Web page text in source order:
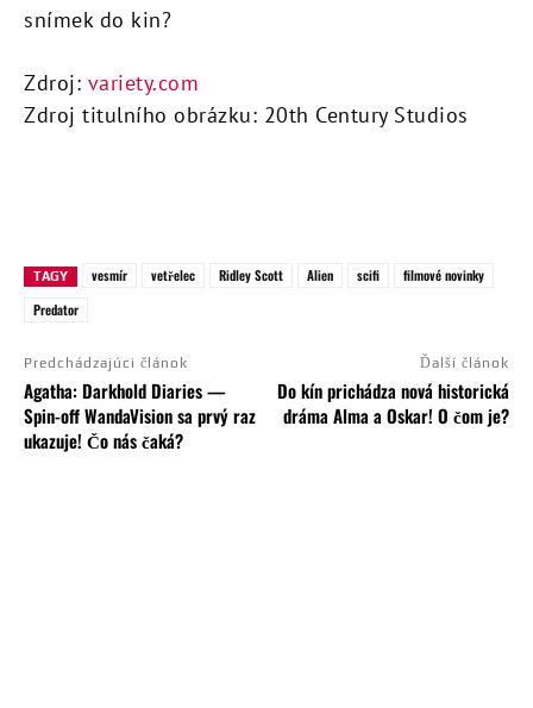
snímek do kin?
Zdroj: variety.com
Zdroj titulního obrázku: 20th Century Studios
TAGY vesmír vetřelec Ridley Scott Alien scifi
filmové novinky
Predator
Predchádzajúci článok
Agatha: Darkhold Diaries —
Spin-off WandaVision sa prvý raz
ukazuje! Čo nás čaká?
Ďalší článok
Do kín prichádza nová historická
dráma Alma a Oskar! O čom je?